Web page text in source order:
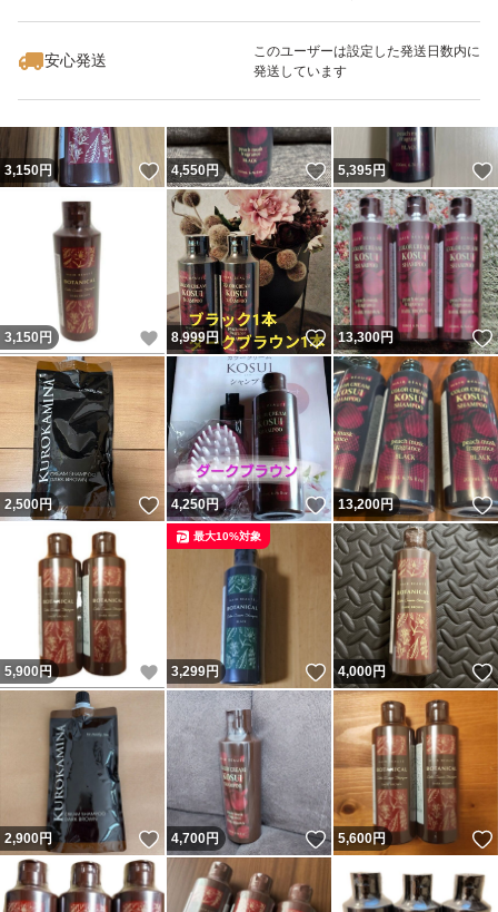
安心発送
このユーザーは設定した発送日数内に
発送しています
3,150円 いいね！
4,550円 いいね！
5,395円
3,150 円 いいね！
8,999円 いいね！
13,300円
2,500円 いいね！
4,250円 いいね！
13,200円
5,900円 いいね！
3,299円 いいね！
最大10%対象
4,000円
2,900円 いいね！
4,700円 いいね！
5,600円